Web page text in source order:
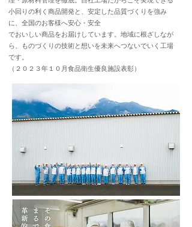
小回りの利く商品開発と、安定した品質づくりを強み
に、全国のお客様へ安心・安全
でおいしい商品をお届けしています。地域に根ざしなが
ら、ものづくりの技術と想いを未来へつないでいく工場
です。
（２０２３年１０月食品衛生優良施設表彰）